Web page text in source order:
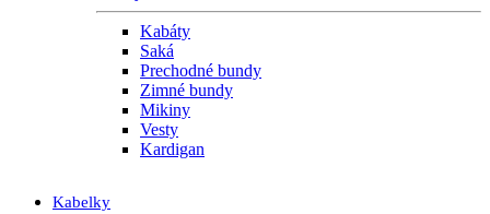
Kabáty
Saká
Prechodné bundy
Zimné bundy
Mikiny
Vesty
Kardigan
Kabelky